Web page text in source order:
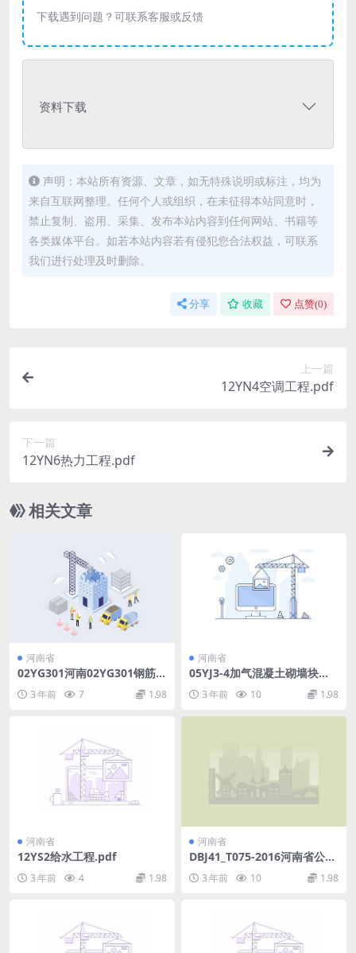
下载遇到问题？可联系客服或反馈
资料下载
声明：本站所有资源、文章，如无特殊说明或标注，均为
来自互联网整理。任何个人或组织，在未征得本站同意时，
禁止复制、盗用、采集、发布本站内容到任何网站、书籍等
各类媒体平台。如若本站内容若有侵犯您合法权益，可联系
我们进行处理及时删除。
分享 收藏 点赞(0)
上一篇
12YN4空调工程.pdf
下一篇
12YN6热力工程.pdf
相关文章
河南省
02YG301河南02YG301钢筋混
3 年前 7 1.98
河南省
05YJ3-4加气混凝土砌墙块墙.
3 年前 10 1.98
河南省
12YS2给水工程.pdf
3 年前 4 1.98
河南省
DBJ41_T075-2016河南省公共
建筑节能设计标准2016.pdf
3 年前 10 1.98